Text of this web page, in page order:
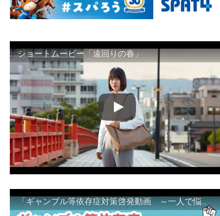
ショートムービー「遠回りの春」
「ギャンブル等依存症対策啓発動画 ～一人で悩まず、家族で悩まず、まず！相談機関へ～」